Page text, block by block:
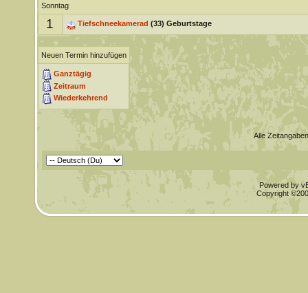
Sonntag
1 Tiefschneekamerad (33) Geburtstage
Neuen Termin hinzufügen
Ganztägig
Zeitraum
Wiederkehrend
Alle
Powered by
Copyright